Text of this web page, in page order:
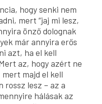
hogy senki nem
mert “jaj mi lesz,
önző dolognak
már annyira erős
azt, ha el kell
az, hogy azért ne
majd el kell
rossz lesz – az a
hálásak az